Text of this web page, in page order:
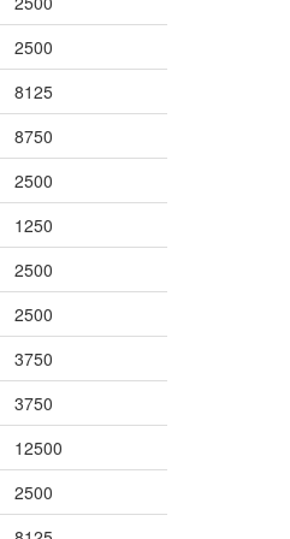
2500
8125
8750
2500
1250
2500
2500
3750
3750
12500
2500